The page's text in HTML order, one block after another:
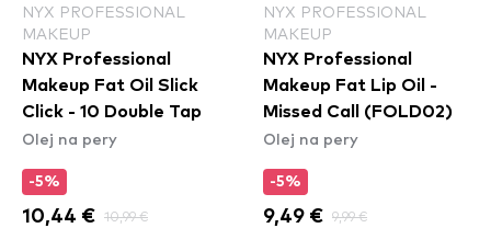
NYX PROFESSIONAL
MAKEUP
NYX Professional
Makeup Fat Oil Slick
Click - 10 Double Tap
Olej na pery
-5%
10,44 € 10,99 €
NYX PROFESSIONAL
MAKEUP
NYX Professional
Makeup Fat Lip Oil -
Missed Call (FOLD02)
Olej na pery
-5%
9,49 € 9,99 €